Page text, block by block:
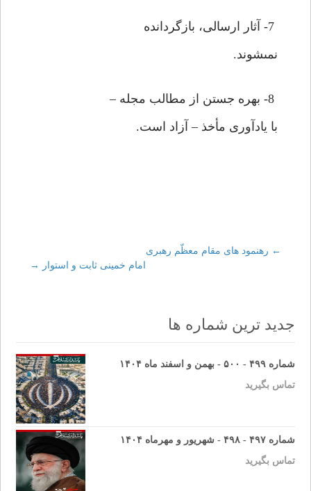
نمى‏شوند.
با يادآورى مأخذ – آزاد است.
Post
← رهنمود های مقام معظّم رهبری
امام خمینی ثابت و استوار
→
جدید ترین شماره ها
شماره ۴۹۹ - ۵۰۰ - بهمن و اسفند ماه ۱۴۰۴
تماس بگیرید
شماره ۴۹۷ - ۴۹۸ - شهریور و مهرماه ۱۴۰۴
تماس بگیرید